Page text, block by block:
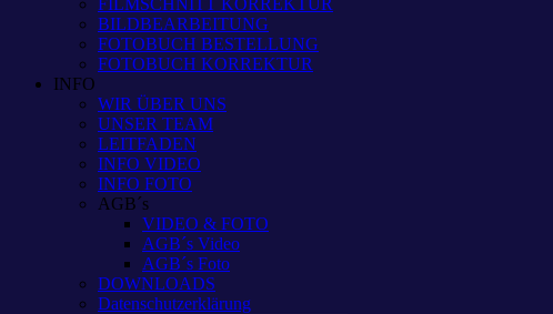
FILMSCHNITT KORREKTUR
BILDBEARBEITUNG
FOTOBUCH BESTELLUNG
FOTOBUCH KORREKTUR
INFO
WIR ÜBER UNS
UNSER TEAM
LEITFADEN
INFO VIDEO
INFO FOTO
AGB´s
VIDEO & FOTO
AGB´s Video
AGB´s Foto
DOWNLOADS
Datenschutzerklärung